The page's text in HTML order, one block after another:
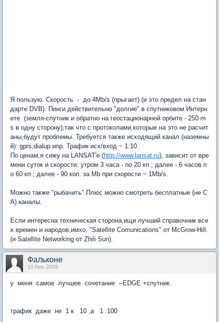
Я пользую. Скорость - до 4Mb/s (прыгает) (и это предел на стан
дарте DVB). Пинги действительно "долгие" в спутниковом Интерн
ете (земля-спутник и обратно на геостационарной орбите - 250 m
s в одну сторону),так что с протоколами,которые на это не расчит
аны,будут проблемы. Требуется также исходящий канал (наземны
й): gprs,dialup ипр. Трафик исх/вход ~ 1:10.
По ценам,я сижу на LANSAT'е (http://www.lansat.ru), зависит от вре
мени суток и скорости: утром 3 часа - по 20 кп.; далее - 6 часов п
о 60 кп.; далее - 90 коп. за Mb при скорости ~ 1Mb/s.
Можно также "рыбачить".Плюс можно смотреть бесплатные (не C
A) каналы.
Если интересна техническая сторона,ищи лучший справочник все
х времен и народов,имхо, "Satellite Comunications" от McGrow-Hill.
(и Satellite Networking от Zhili Sun).
Фальконе
10 Nov 2009
у меня самое лучшее сочетание --EDGE +спутник.
трафик даже не 1 к 10 ,а 1 :100